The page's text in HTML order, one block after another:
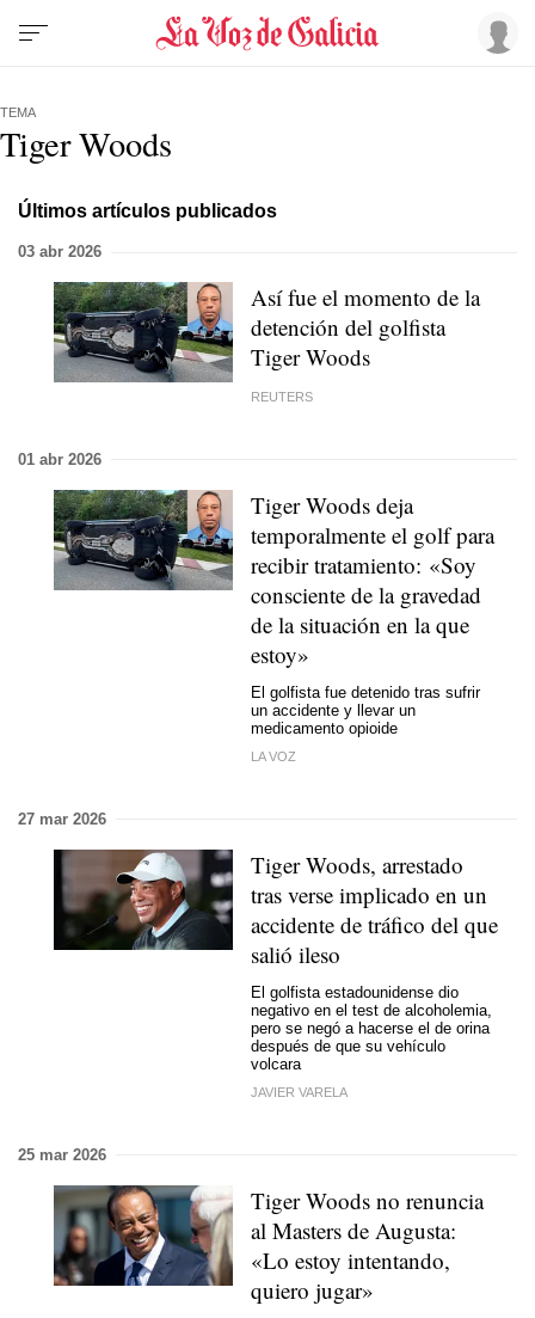
TEMA
Tiger Woods
Últimos artículos publicados
03 abr 2026
Así fue el momento de la
detención del golfista
Tiger Woods
REUTERS
01 abr 2026
Tiger Woods deja
temporalmente el golf para
recibir tratamiento: «Soy
consciente de la gravedad
de la situación en la que
estoy»
El golfista fue detenido tras sufrir
un accidente y
llevar un
medicamento opioide
LA VOZ
27 mar 2026
Tiger Woods, arrestado
tras verse implicado en un
accidente de tráfico del que
salió ileso
El golfista estadounidense dio
negativo en el test de alcoholemia,
pero se negó a hacerse el de orina
después de que su vehículo
volcara
JAVIER VARELA
25 mar 2026
Tiger Woods no renuncia
al Masters de Augusta:
«Lo estoy intentando,
quiero jugar»